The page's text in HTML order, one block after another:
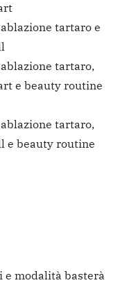
tartaro e
tartaro,
e beauty routine
tartaro,
e beauty routine
modalità basterà